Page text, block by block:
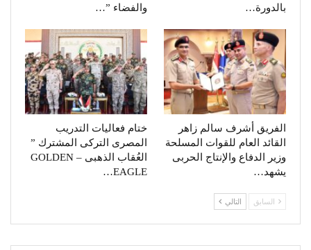
بالدورة…
والفضاء ”…
الفريق أشرف سالم زاهر
القائد العام للقوات المسلحة
وزير الدفاع والإنتاج الحربى
يشهد…
ختام فعاليات التدريب
المصرى التركى المشترك ”
العُقاب الذهبى – GOLDEN
EAGLE…
السابق التالي